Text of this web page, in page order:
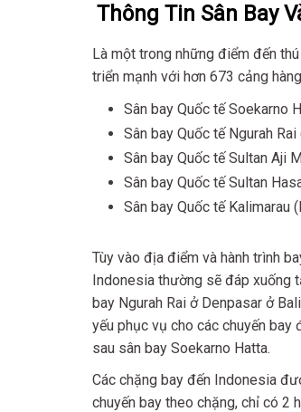
Thông Tin Sân Bay
Là một trong những điểm đến
triển mạnh với hơn 673 cảng
Sân bay Quốc tế Soekarno
Sân bay Quốc tế Ngurah
Sân bay Quốc tế Sultan Aji
Sân bay Quốc tế Sultan
Sân bay Quốc tế Kalimarau
Tùy vào địa điểm và hành trình
Indonesia thường sẽ đáp xuống
bay Ngurah Rai ở Denpasar ở
yếu phục vụ cho các chuyến bay
sau sân bay Soekarno Hatta.
Các chặng bay đến Indonesia
chuyến bay theo chặng, chỉ có 2